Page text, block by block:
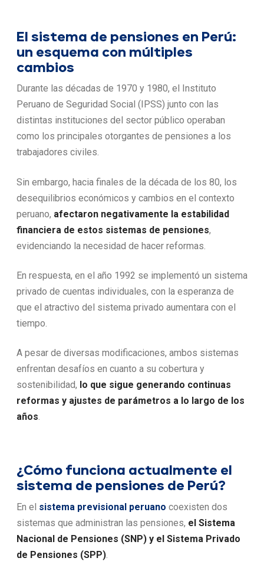
El sistema de pensiones en Perú:
un esquema con múltiples
cambios
Durante las décadas de 1970 y 1980, el Instituto
Peruano de Seguridad Social (IPSS) junto con las
distintas instituciones del sector público operaban
como los principales otorgantes de pensiones a los
trabajadores civiles.
Sin embargo, hacia finales de la década de los 80, los
desequilibrios económicos y cambios en el contexto
peruano, afectaron negativamente la estabilidad
financiera de estos sistemas de pensiones,
evidenciando la necesidad de hacer reformas.
En respuesta, en el año 1992 se implementó un sistema
privado de cuentas individuales, con la esperanza de
que el atractivo del sistema privado aumentara con el
tiempo.
A pesar de diversas modificaciones, ambos sistemas
enfrentan desafíos en cuanto a su cobertura y
sostenibilidad, lo que sigue generando continuas
reformas y ajustes de parámetros a lo largo de los
años.
¿Cómo funciona actualmente el
sistema de pensiones de Perú?
En el sistema previsional peruano coexisten dos
sistemas que administran las pensiones, el Sistema
Nacional de Pensiones (SNP) y el Sistema Privado
de Pensiones (SPP)